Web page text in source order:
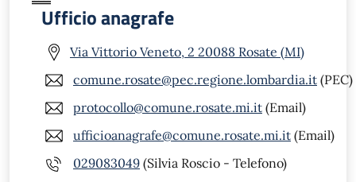
Ufficio anagrafe
Via Vittorio Veneto, 2 20088 Rosate (MI)
comune.rosate@pec.regione.lombardia.it (PEC)
protocollo@comune.rosate.mi.it (Email)
ufficioanagrafe@comune.rosate.mi.it (Email)
029083049 (Silvia Roscio - Telefono)